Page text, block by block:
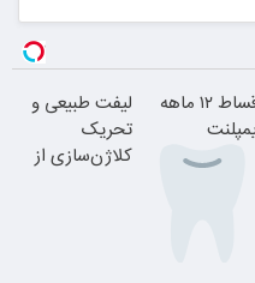
اقساط ۱۲ ماهه
لیفت طبیعی و
تحریک
کلاژن‌سازی از